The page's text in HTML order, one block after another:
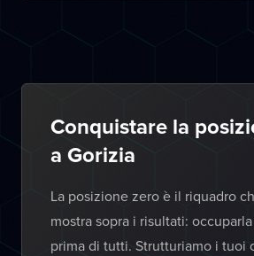
Conquistare la
a Gorizia
La posizione zero è il riquadro
mostra sopra i risultati:
prima di tutti. Strutturiamo i tuoi